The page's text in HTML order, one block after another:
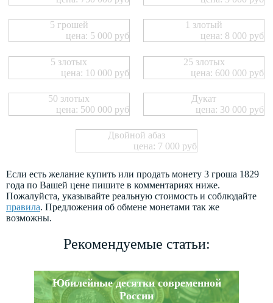
5 грошей
цена: 5 000 руб
1 злотый
цена: 8 000 руб
5 злотых
цена: 10 000 руб
25 злотых
цена: 600 000 руб
50 злотых
цена: 500 000 руб
Дукат
цена: 30 000 руб
Двойной абаз
цена: 7 000 руб
Если есть желание купить или продать монету 3 гроша 1829
года по Вашей цене пишите в комментариях ниже.
Пожалуйста, указывайте реальную стоимость и соблюдайте
правила. Предложения об обмене монетами так же
возможны.
Рекомендуемые статьи:
Юбилейные десятки современной
России